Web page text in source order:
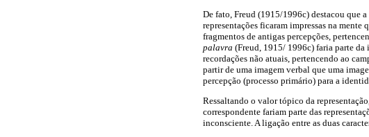
De fato, Freud (1915/1996c) destacou que a
representações ficaram impressas na
fragmentos de antigas percepções,
palavra (Freud, 1915/ 1996c) faria parte
recordações não atuais, pertencendo ao
partir de uma imagem verbal que uma
percepção (processo primário) para a
Ressaltando o valor tópico da
correspondente fariam parte das
inconsciente. A ligação entre as duas